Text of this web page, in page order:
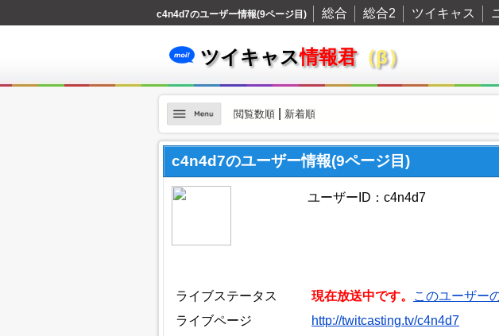
c4n4d7のユーザー情報(9ページ目) 総合 総合2 ツイキャス
ツイキャス情報君（β）
閲覧数順| 新着順
c4n4d7のユーザー情報(9ページ目)
ユーザーID：c4n4d7
ライブステータス 現在放送中です。
このユーザー
ライブページ
http://twitcasting.tv/c4n4d7